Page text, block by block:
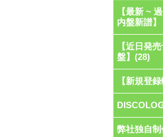
【最新 ~
内盤新譜】
【近日発
盤】(28)
【新規登
弊社独自制